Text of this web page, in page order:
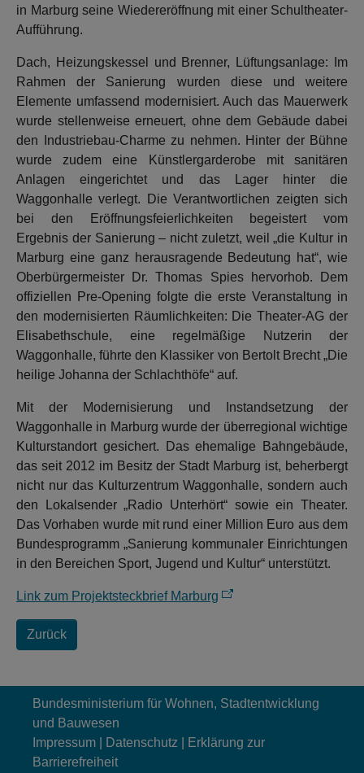
in Marburg seine Wiedereröffnung mit einer Schultheater-
Aufführung.
Dach, Heizungskessel und Brenner, Lüftungsanlage: Im
Rahmen der Sanierung wurden diese und weitere
Elemente umfassend modernisiert. Auch das Mauerwerk
wurde stellenweise erneuert, ohne dem Gebäude dabei
den Industriebau-Charme zu nehmen. Hinter der Bühne
wurde zudem eine Künstlergarderobe mit sanitären
Anlagen eingerichtet und das Lager hinter die
Waggonhalle verlegt. Die Verantwortlichen zeigten sich
bei den Eröffnungsfeierlichkeiten begeistert vom
Ergebnis der Sanierung – nicht zuletzt, weil „die Kultur in
Marburg eine ganz herausragende Bedeutung hat“, wie
Oberbürgermeister Dr. Thomas Spies hervorhob. Dem
offiziellen Pre-Opening folgte die erste Veranstaltung in
den modernisierten Räumlichkeiten: Die Theater-AG der
Elisabethschule, eine regelmäßige Nutzerin der
Waggonhalle, führte den Klassiker von Bertolt Brecht „Die
heilige Johanna der Schlachthöfe“ auf.
Mit der Modernisierung und Instandsetzung der
Waggonhalle in Marburg wurde der überregional wichtige
Kulturstandort gesichert. Das ehemalige Bahngebäude,
das seit 2012 im Besitz der Stadt Marburg ist, beherbergt
nicht nur das Kulturzentrum Waggonhalle, sondern auch
den Lokalsender „Radio Unterhört“ sowie ein Theater.
Das Vorhaben wurde mit rund einer Million Euro aus dem
Bundesprogramm „Sanierung kommunaler Einrichtungen
in den Bereichen Sport, Jugend und Kultur“ unterstützt.
Link zum Projektsteckbrief Marburg
Zurück
Bundesministerium für Wohnen, Stadtentwicklung
und Bauwesen
Impressum
Datenschutz
Erklärung zur
Barrierefreiheit